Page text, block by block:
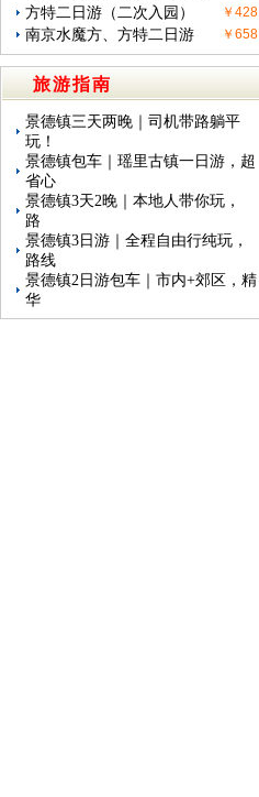
方特二日游（二次入园） ￥428
南京水魔方、方特二日游 ￥658
旅游指南
景德镇三天两晚｜司机带路躺平
玩！
景德镇包车｜瑶里古镇一日游，超
省心
景德镇3天2晚｜本地人带你玩，
路
景德镇3日游｜全程自由行纯玩，
路线
景德镇2日游包车｜市内+郊区，精
华